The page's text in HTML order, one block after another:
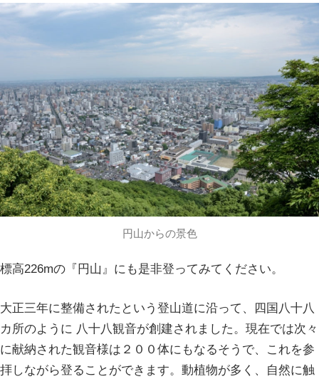
円山からの景色
標高226mの『円山』にも是非登ってみてください。
大正三年に整備されたという登山道に沿って、四国八十八
カ所のように 八十八観音が創建されました。現在では次々
に献納された観音様は２００体にもなるそうで、これを参
拝しながら登ることができます。動植物が多く、自然に触